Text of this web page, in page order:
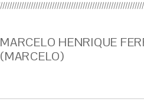
MARCELO HENRIQUE
(MARCELO)